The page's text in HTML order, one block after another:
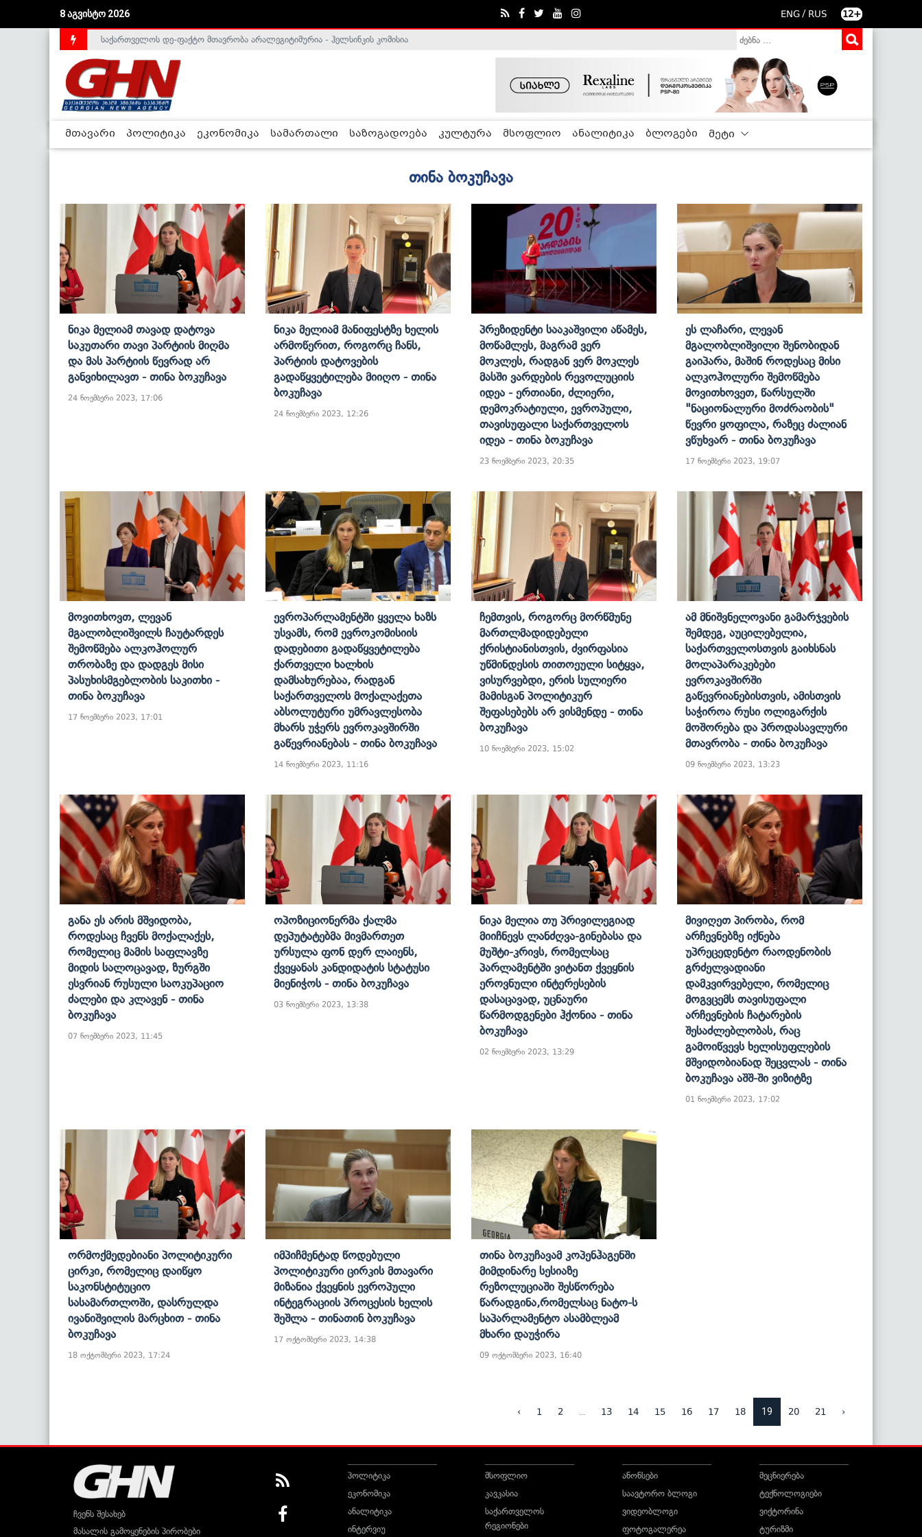
8 აგვისტო 2026 ENG / RUS 12+
საქართველოს დე-ფაქტო მთავრობა არალეგიტიმურია - ჰელსინკის კომისია
მთავარი პოლიტიკა ეკონომიკა სამართალი საზოგადოება კულტურა მსოფლიო ანალიტიკა ბლოგები მეტი
თინა ბოკუჩავა
Ნიკა Მელიამ Თავად Დატოვა
Საკუთარი Თავი Პარტიის Მიღმა
Და Მას Პარტიის Წევრად Არ
Განვიხილავთ - Თინა Ბოკუჩავა
24 ნოემბერი 2023, 17:06
Ნიკა Მელიამ Მანიფესტზე Ხელის
Არმოწერით, Როგორც Ჩანს,
Პარტიის Დატოვების
Გადაწყვეტილება Მიიღო - Თინა
Ბოკუჩავა
24 ნოემბერი 2023, 12:26
Პრეზიდენტი Სააკაშვილი Აწამეს,
Მოწამლეს, Მაგრამ Ვერ
Მოკლეს, Რადგან Ვერ Მოკლეს
Მასში Ვარდების Რევოლუციის
Იდეა - Ერთიანი, Ძლიერი,
Დემოკრატიული, Ევროპული,
Თავისუფალი Საქართველოს
Იდეა - Თინა Ბოკუჩავა
23 ნოემბერი 2023, 20:35
Ეს Ლაჩარი, Ლევან
Მგალობლიშვილი Შენობიდან
Გაიპარა, Მაშინ Როდესაც Მისი
Ალკოჰოლური Შემოწმება
Მოვითხოვეთ, Წარსულში
"ნაციონალური Მოძრაობის"
Წევრი Ყოფილა, Რაზეც Ძალიან
Ვწუხვარ - Თინა Ბოკუჩავა
17 ნოემბერი 2023, 19:07
Მოვითხოვთ, Ლევან
Მგალობლიშვილს Ჩაუტარდეს
Შემოწმება Ალკოჰოლურ
Თრობაზე Და Დადგეს Მისი
Პასუხისმგებლობის Საკითხი -
Თინა Ბოკუჩავა
17 ნოემბერი 2023, 17:01
Ევროპარლამენტში Ყველა Ხაზს
Უსვამს, Რომ Ევროკომისიის
Დადებითი Გადაწყვეტილება
Ქართველი Ხალხის
Დამსახურებაა, Რადგან
Საქართველოს Მოქალაქეთა
Აბსოლუტური Უმრავლესობა
Მხარს Უჭერს Ევროკავშირში
Გაწევრიანებას - Თინა Ბოკუჩავა
14 ნოემბერი 2023, 11:16
Ჩემთვის, Როგორც Მორწმუნე
Მართლმადიდებელი
Ქრისტიანისთვის, Ძვირფასია
Უწმინდესის Თითოეული Სიტყვა,
Ვისურვებდი, Ერის Სულიერი
Მამისგან Პოლიტიკურ
Შეფასებებს Არ Ვისმენდე - Თინა
Ბოკუჩავა
10 ნოემბერი 2023, 15:02
Ამ Მნიშვნელოვანი Გამარჯვების
Შემდეგ, Აუცილებელია,
Საქართველოსთვის Გაიხსნას
Მოლაპარაკებები
Ევროკავშირში
Გაწევრიანებისთვის, Ამისთვის
Საჭიროა Რუსი Ოლიგარქის
Მოშორება Და Პროდასავლური
Მთავრობა - Თინა Ბოკუჩავა
09 ნოემბერი 2023, 13:23
Განა Ეს Არის Მშვიდობა,
Როდესაც Ჩვენს Მოქალაქეს,
Რომელიც Მამის Საფლავზე
Მიდის Სალოცავად, Ზურგში
Ესვრიან Რუსული Საოკუპაციო
Ძალები Და Კლავენ - Თინა
Ბოკუჩავა
07 ნოემბერი 2023, 11:45
Ოპოზიციონერმა Ქალმა
Დეპუტატებმა Მივმართეთ
Ურსულა Ფონ Დერ Ლაიენს,
Ქვეყანას Კანდიდატის Სტატუსი
Მიენიჭოს - Თინა Ბოკუჩავა
03 ნოემბერი 2023, 13:38
Ნიკა Მელია Თუ Პრივილეგიად
Მიიჩნევს Ლანძღვა-Გინებასა Და
Მუშტი-Კრივს, Რომელსაც
Პარლამენტში Ვიტანთ Ქვეყნის
Ეროვნული Ინტერესების
Დასაცავად, Უცნაური
Წარმოდგენები Ჰქონია - Თინა
Ბოკუჩავა
02 ნოემბერი 2023, 13:29
Მივიღეთ Პირობა, Რომ
Არჩევნებზე Იქნება
Უპრეცედენტო Რაოდენობის
Გრძელვადიანი
Დამკვირვებელი, Რომელიც
Მოგვცემს Თავისუფალი
Არჩევნების Ჩატარების
Შესაძლებლობას, Რაც
Გამოიწვევს Ხელისუფლების
Მშვიდობიანად Შეცვლას - Თინა
Ბოკუჩავა Აშშ-Ში Ვიზიტზე
01 ნოემბერი 2023, 17:02
Ორმოქმედებიანი Პოლიტიკური
Ცირკი, Რომელიც Დაიწყო
Საკონსტიტუციო
Სასამართლოში, Დასრულდა
Ივანიშვილის Მარცხით - Თინა
Ბოკუჩავა
18 ოქტომბერი 2023, 17:24
Იმპიჩმენტად Წოდებული
Პოლიტიკური Ცირკის Მთავარი
Მიზანია Ქვეყნის Ევროპული
Ინტეგრაციის Პროცესის Ხელის
Შეშლა - Თინათინ Ბოკუჩავა
17 ოქტომბერი 2023, 14:38
Თინა Ბოკუჩავამ Კოპენჰაგენში
Მიმდინარე Სესიაზე
Რეზოლუციაში Შესწორება
Წარადგინა,რომელსაც Ნატო-Ს
Საპარლამენტო Ასამბლეამ
Მხარი Დაუჭირა
09 ოქტომბერი 2023, 16:40
‹ 1 2 13 14 15 16 17 18 19 20 21 ›
ჩვენს შესახებ
მასალის გამოყენების პირობები
პოლიტიკა
ეკონომიკა
ანალიტიკა
ინტერვიუ
მსოფლიო
კავკასია
საქართველოს
რეგიონები
ანონსები
საავტორო ბლოგი
ვიდეობლოგი
ფოტოგალერეა
მეცნიერება
ტექნოლოგიები
ვიქტორინა
ტურიზმი